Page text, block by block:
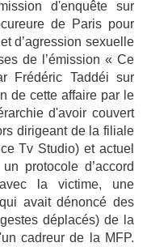
d'enquête sur
de Paris pour
d’agression sexuelle
de l’émission « Ce
Frédéric Taddéi sur
de cette affaire par le
d'avoir couvert
dirigeant de la filiale
Tv Studio) et actuel
protocole d’accord
la victime, une
avait dénoncé des
déplacés) de la
cadreur de la MFP.